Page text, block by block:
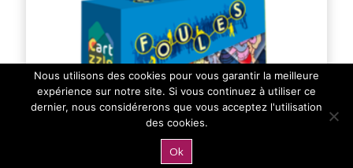
Nous utilisons des cookies pour vous garantir la meilleure
expérience sur notre site. Si vous continuez à utiliser ce
dernier, nous considérerons que vous acceptez l'utilisation
des cookies.
Ok